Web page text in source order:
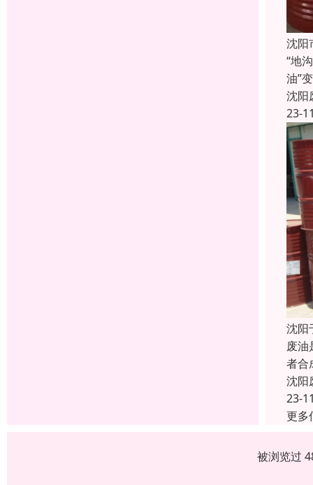
沈阳
“地
油”
沈阳
23-
沈阳
废油
者合
沈阳
23-
更多
被浏览过